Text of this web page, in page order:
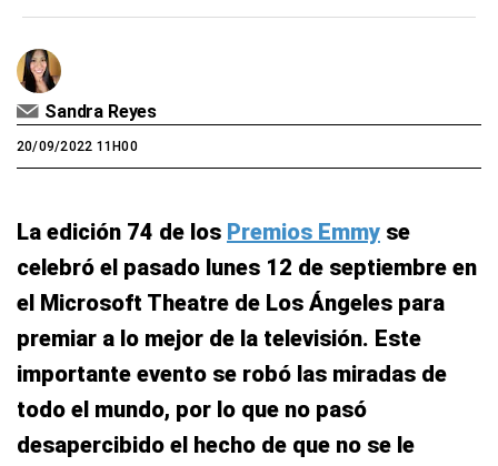
Sandra Reyes
20/09/2022 11H00
La edición 74 de los Premios Emmy se
celebró el pasado lunes 12 de septiembre en
el Microsoft Theatre de Los Ángeles para
premiar a lo mejor de la televisión. Este
importante evento se robó las miradas de
todo el mundo, por lo que no pasó
desapercibido el hecho de que no se le